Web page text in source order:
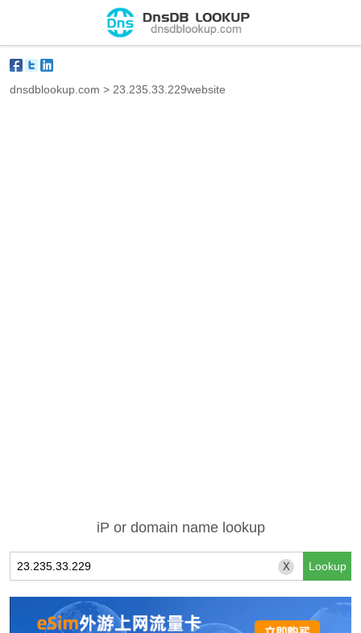
dnsdblookup.com > 23.235.33.229website
iP or domain name lookup
X